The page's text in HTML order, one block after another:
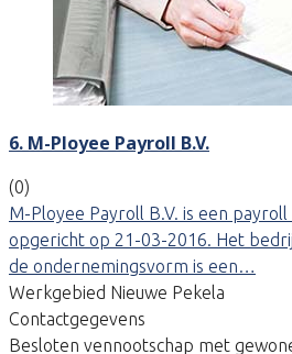
6. M-Ployee Payroll B.V.
(0)
M-Ployee Payroll B.V. is een payroll
opgericht op 21-03-2016. Het
de ondernemingsvorm is een…
Werkgebied Nieuwe Pekela
Contactgegevens
Besloten vennootschap met